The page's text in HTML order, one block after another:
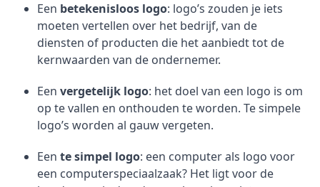
Een betekenisloos logo: logo’s zouden je iets
moeten vertellen over het bedrijf, van de
diensten of producten die het aanbiedt tot de
kernwaarden van de ondernemer.
Een vergetelijk logo: het doel van een logo is om
op te vallen en onthouden te worden. Te simpele
logo’s worden al gauw vergeten.
Een te simpel logo: een computer als logo voor
een computerspeciaalzaak? Het ligt voor de